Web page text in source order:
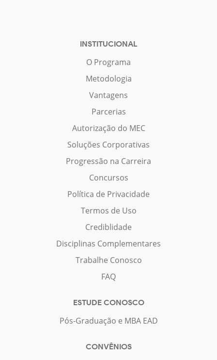
INSTITUCIONAL
O Programa
Metodologia
Vantagens
Parcerias
Autorização do MEC
Soluções Corporativas
Progressão na Carreira
Concursos
Política de Privacidade
Termos de Uso
Crediblidade
Disciplinas Complementares
Trabalhe Conosco
FAQ
ESTUDE CONOSCO
Pós-Graduação e MBA EAD
CONVÊNIOS